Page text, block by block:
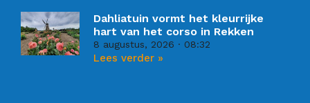
Dahliatuin vormt het kleurrijke
hart van het corso in Rekken
8 augustus, 2026 08:32
Lees verder »